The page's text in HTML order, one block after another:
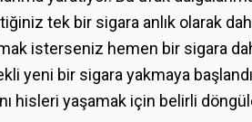
tek bir sigara anlık olarak
isterseniz hemen bir sigara
yeni bir sigara yakmaya
hisleri yaşamak için belirli